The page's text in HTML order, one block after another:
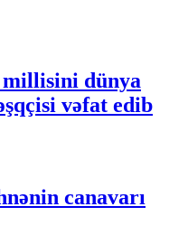
dünya
vəfat edib
canavarı